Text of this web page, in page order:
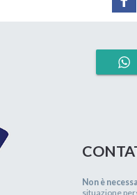
Non è
situazione